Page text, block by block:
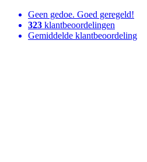
Geen gedoe. Goed geregeld!
323 klantbeoordelingen
Gemiddelde klantbeoordeling